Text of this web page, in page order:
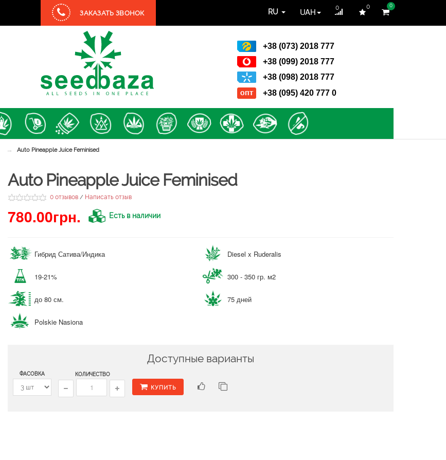
0
RU UAH 0 0
ЗАКАЗАТЬ ЗВОНОК
+38 (073) 2018 777
+38 (099) 2018 777
+38 (098) 2018 777
+38 (095) 420 777 0
→ Auto Pineapple Juice Feminised
Auto Pineapple Juice Feminised
0 отзывов / Написать отзыв
780.00грн. Есть в наличии
Гибрид Сатива/Индика Diesel x Ruderalis
19-21% 300 - 350 гр. м2
до 80 см. 75 дней
Polskie Nasiona
Доступные варианты
ФАСОВКА КОЛИЧЕСТВО
КУПИТЬ